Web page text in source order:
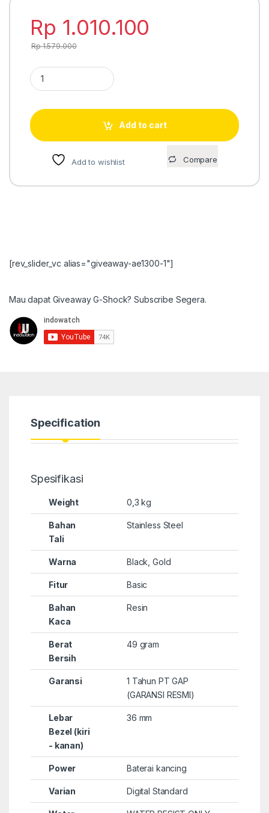
Rp 1.010.100
Rp1.579.000
Casio A168WEGB-1B jam tangan full digital quantity
Add to cart
Add to wishlist Compare
[rev_slider_vc alias="giveaway-ae1300-1"]
Mau dapat Giveaway G-Shock? Subscribe Segera.
Specification
Spesifikasi
Weight 0,3 kg
Bahan
Tali
Stainless Steel
Warna Black, Gold
Fitur Basic
Bahan
Kaca
Resin
Berat
Bersih
49 gram
Garansi
1 Tahun PT GAP
(GARANSI RESMI)
Lebar
Bezel (kiri
- kanan)
36 mm
Power Baterai kancing
Varian Digital Standard